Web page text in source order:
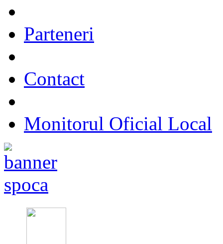
Parteneri
Contact
Monitorul Oficial Local